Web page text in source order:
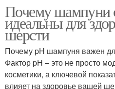
Почему шампуни
идеальны для
шерсти
Почему pH шампуня важен
Фактор pH – это не просто
косметики, а ключевой
влияет на здоровье вашей